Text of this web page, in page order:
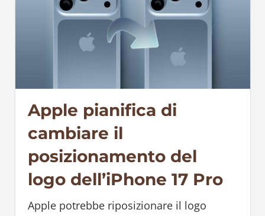
Apple pianifica di
cambiare il
posizionamento del
logo dell’iPhone 17 Pro
Apple potrebbe riposizionare il logo